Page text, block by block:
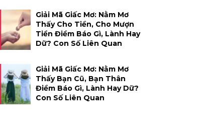
Giải Mã Giấc Mơ: Nằm Mơ
Thấy Cho Tiền, Cho Mượn
Tiền Điềm Báo Gì, Lành Hay
Dữ? Con Số Liên Quan
Giải Mã Giấc Mơ: Nằm Mơ
Thấy Bạn Cũ, Bạn Thân
Điềm Báo Gì, Lành Hay Dữ?
Con Số Liên Quan